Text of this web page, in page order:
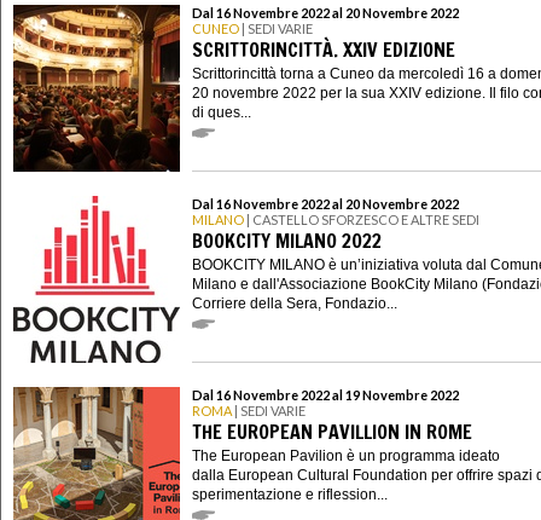
Dal 16 Novembre 2022 al 20 Novembre 2022
CUNEO | SEDI VARIE
SCRITTORINCITTÀ. XXIV EDIZIONE
Scrittorincittà torna a Cuneo da mercoledì 16 a
20 novembre 2022 per la sua XXIV edizione. Il filo
di ques...
Dal 16 Novembre 2022 al 20 Novembre 2022
MILANO | CASTELLO SFORZESCO E ALTRE SEDI
BOOKCITY MILANO 2022
BOOKCITY MILANO è un’iniziativa voluta dal
Milano e dall'Associazione BookCity Milano
Corriere della Sera, Fondazio...
Dal 16 Novembre 2022 al 19 Novembre 2022
ROMA | SEDI VARIE
THE EUROPEAN PAVILLION IN ROME
The European Pavilion è un programma ideato
dalla European Cultural Foundation per offrire spazi
sperimentazione e riflession...